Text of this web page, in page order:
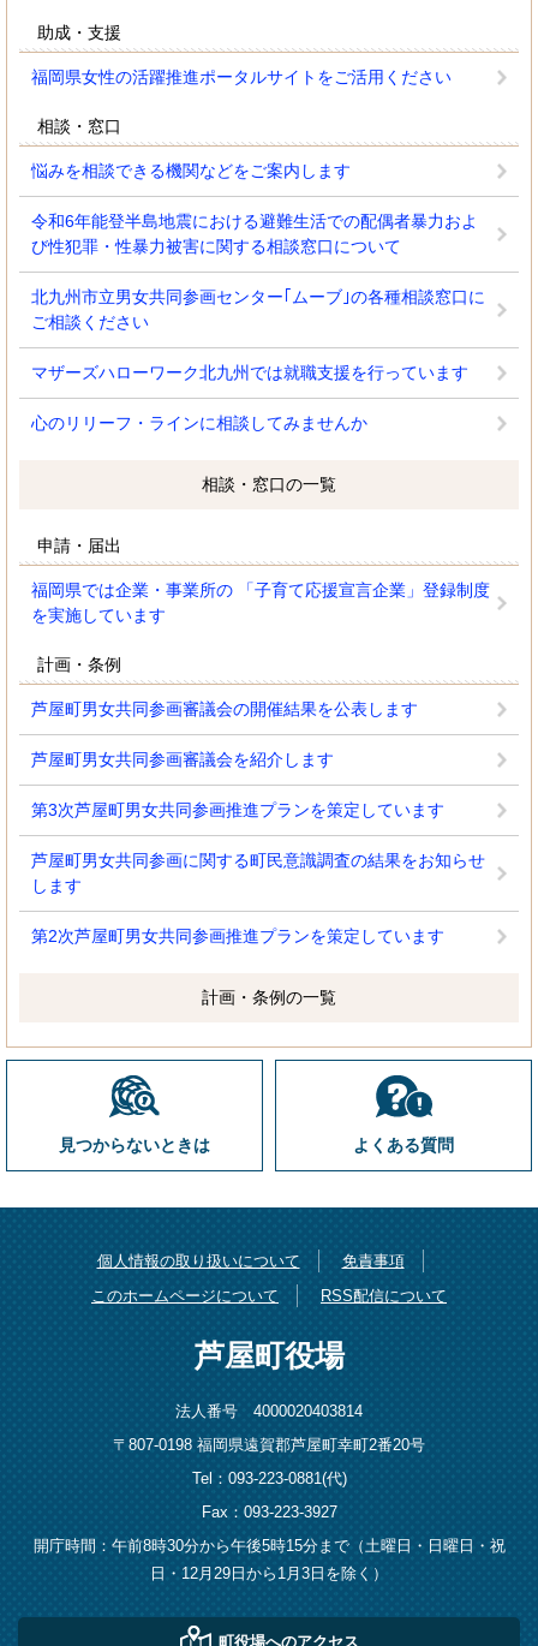
助成・支援
福岡県女性の活躍推進ポータルサイトをご活用ください
相談・窓口
悩みを相談できる機関などをご案内します
令和6年能登半島地震における避難生活での配偶者暴力およ
び性犯罪・性暴力被害に関する相談窓口について
北九州市立男女共同参画センター｢ムーブ｣の各種相談窓口に
ご相談ください
マザーズハローワーク北九州では就職支援を行っています
心のリリーフ・ラインに相談してみませんか
相談・窓口の一覧
申請・届出
福岡県では企業・事業所の 「子育て応援宣言企業」登録制度
を実施しています
計画・条例
芦屋町男女共同参画審議会の開催結果を公表します
芦屋町男女共同参画審議会を紹介します
第3次芦屋町男女共同参画推進プランを策定しています
芦屋町男女共同参画に関する町民意識調査の結果をお知らせ
します
第2次芦屋町男女共同参画推進プランを策定しています
計画・条例の一覧
見つからないときは よくある質問
個人情報の取り扱いについて
免責事項
このホームページについて
RSS配信について
芦屋町役場
法人番号 4000020403814
〒807-0198 福岡県遠賀郡芦屋町幸町2番20号
Tel：093-223-0881(代)
Fax：093-223-3927
開庁時間：午前8時30分から午後5時15分まで（土曜日・日曜日・祝
日・12月29日から1月3日を除く）
町役場へのアクセス